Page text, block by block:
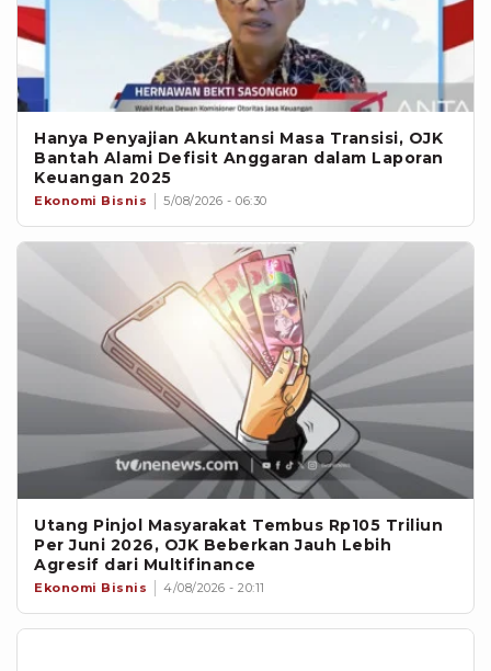
Hanya Penyajian Akuntansi Masa Transisi, OJK
Bantah Alami Defisit Anggaran dalam Laporan
Keuangan 2025
Ekonomi Bisnis 5/08/2026 - 06:30
Utang Pinjol Masyarakat Tembus Rp105 Triliun
Per Juni 2026, OJK Beberkan Jauh Lebih
Agresif dari Multifinance
Ekonomi Bisnis 4/08/2026 - 20:11